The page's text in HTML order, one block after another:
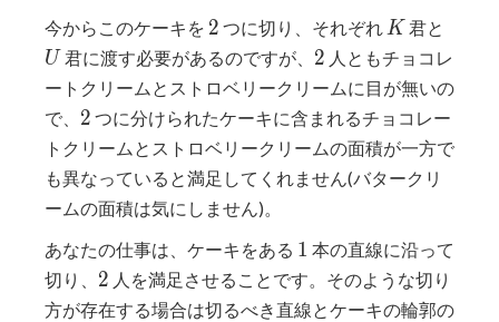
今からこのケーキを 2
2 つに切り、それぞれ K
K 君と
U 君に渡す必要があるのですが、 2
2 人ともチョコレ
ートクリームとストロベリークリームに目が無いの
で、 2
2 つに分けられたケーキに含まれるチョコレー
トクリームとストロベリークリームの面積が一方で
も異なっていると満足してくれません(バタークリ
ームの面積は気にしません)。
あなたの仕事は、ケーキをある 1
1 本の直線に沿って
切り、 2
2 人を満足させることです。そのような切り
方が存在する場合は切るべき直線とケーキの輪郭の